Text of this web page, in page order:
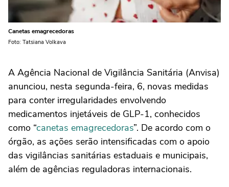
Canetas emagrecedoras
Foto: Tatsiana Volkava
A Agência Nacional de Vigilância Sanitária (Anvisa)
anunciou, nesta segunda-feira, 6, novas medidas
para conter irregularidades envolvendo
medicamentos injetáveis de GLP-1, conhecidos
como “canetas emagrecedoras”. De acordo com o
órgão, as ações serão intensificadas com o apoio
das vigilâncias sanitárias estaduais e municipais,
além de agências reguladoras internacionais.